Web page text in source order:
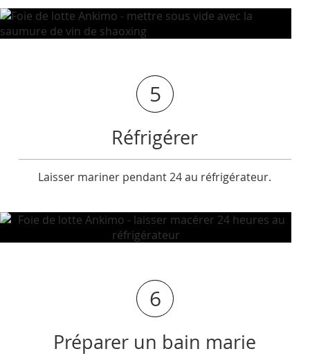
5
Réfrigérer
Laisser mariner pendant 24 au réfrigérateur.
6
Préparer un bain marie